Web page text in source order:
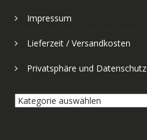
Impressum
Lieferzeit / Versandkosten
Privatsphäre und Datenschutz
Kategorie